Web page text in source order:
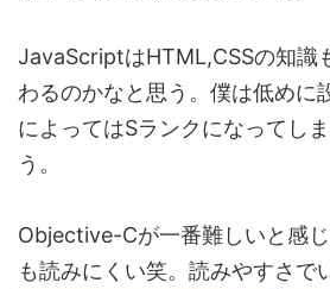
JavaScriptはHTML,CSSの知識
わるのかなと思う。僕は低めに
によってはSランクになってし
う。
Objective-Cが一番難しいと感
も読みにくい笑。読みやすさで